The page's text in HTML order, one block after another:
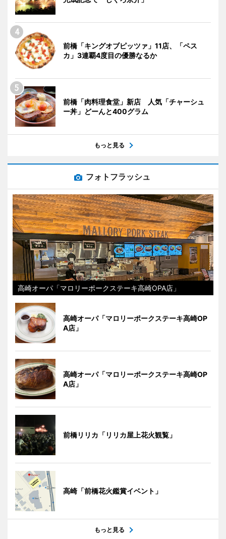
前橋「キングオブピッツァ」11店、「ペス
カ」3連覇4度目の優勝なるか
前橋「肉料理食堂」新店 人気「チャーシュ
ー丼」どーんと400グラム
もっと見る
フォトフラッシュ
高崎オーパ「マロリーポークステーキ高崎OPA店」
高崎オーパ「マロリーポークステーキ高崎OP
A店」
高崎オーパ「マロリーポークステーキ高崎OP
A店」
前橋リリカ「リリカ屋上花火観覧」
高崎「前橋花火鑑賞イベント」
もっと見る